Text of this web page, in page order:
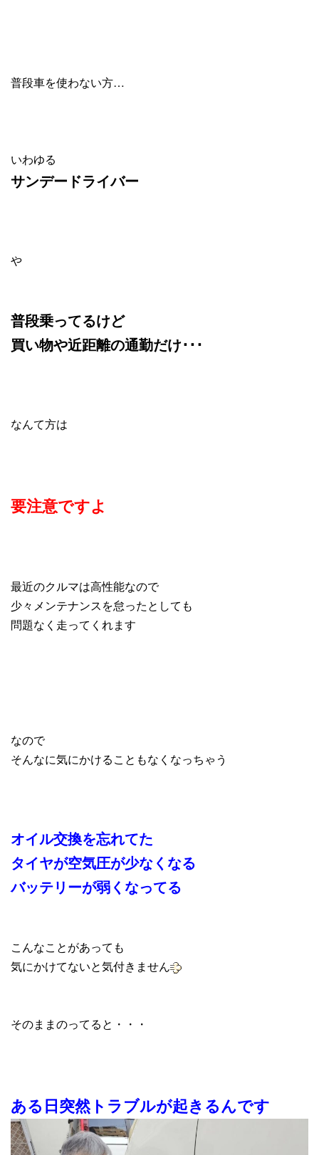
普段車を使わない方…
いわゆる
サンデードライバー
や
普段乗ってるけど
買い物や近距離の通勤だけ･･･
なんて方は
要注意ですよ
最近のクルマは高性能なので
少々メンテナンスを怠ったとしても
問題なく走ってくれます
なので
そんなに気にかけることもなくなっちゃう
オイル交換を忘れてた
タイヤが空気圧が少なくなる
バッテリーが弱くなってる
こんなことがあっても
気にかけてないと気付きません
そのままのってると・・・
ある日突然トラブルが起きるんです